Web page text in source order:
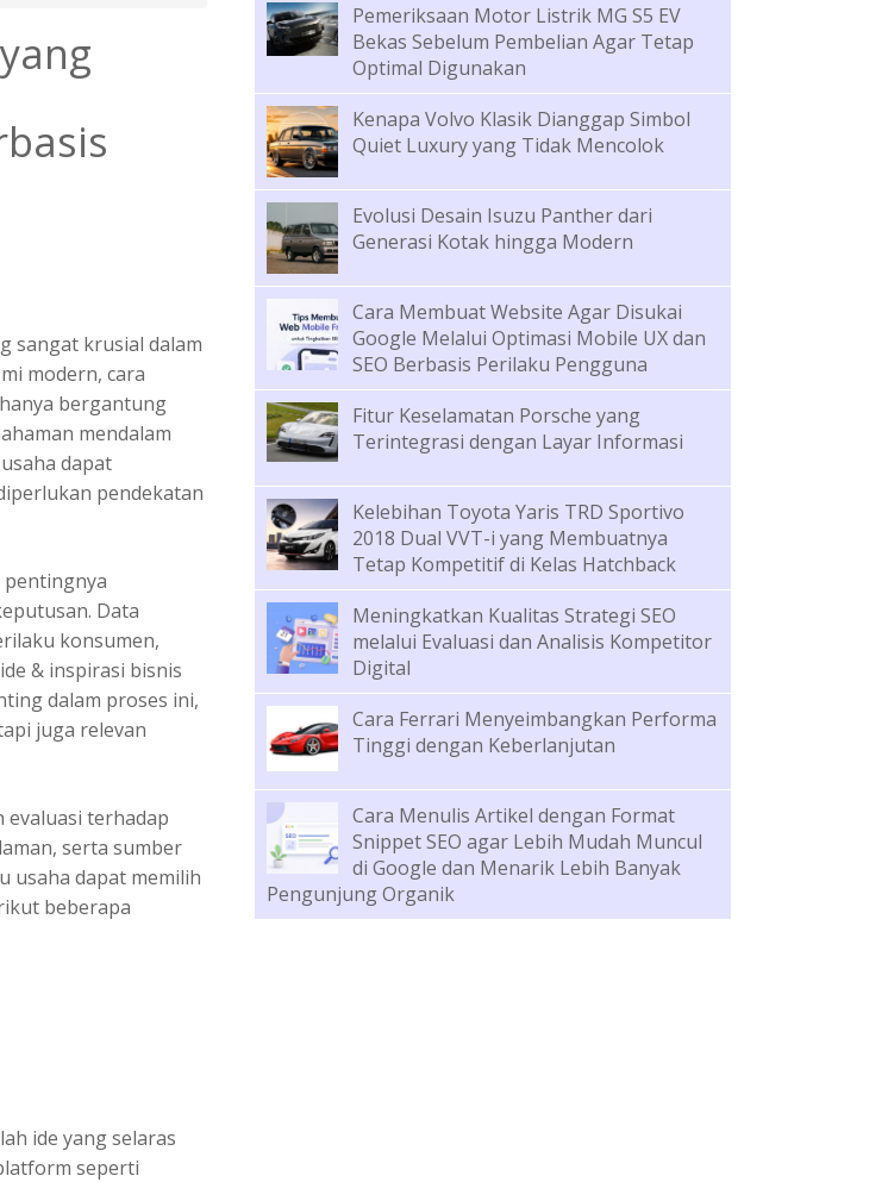
sangat krusial dalam
modern, cara
bergantung
mendalam
dapat
pendekatan
pentingnya
Data
konsumen,
& inspirasi bisnis
dalam proses ini,
juga relevan
evaluasi terhadap
serta sumber
usaha dapat memilih
beberapa
ide yang selaras
seperti
Pemeriksaan Motor Listrik MG S5 EV
Bekas Sebelum Pembelian Agar Tetap
Optimal Digunakan
Kenapa Volvo Klasik Dianggap Simbol
Quiet Luxury yang Tidak Mencolok
Evolusi Desain Isuzu Panther dari
Generasi Kotak hingga Modern
Cara Membuat Website Agar Disukai
Google Melalui Optimasi Mobile UX dan
SEO Berbasis Perilaku Pengguna
Fitur Keselamatan Porsche yang
Terintegrasi dengan Layar Informasi
Kelebihan Toyota Yaris TRD Sportivo
2018 Dual VVT-i yang Membuatnya
Tetap Kompetitif di Kelas Hatchback
Meningkatkan Kualitas Strategi SEO
melalui Evaluasi dan Analisis Kompetitor
Digital
Cara Ferrari Menyeimbangkan Performa
Tinggi dengan Keberlanjutan
Cara Menulis Artikel dengan Format
Snippet SEO agar Lebih Mudah Muncul
di Google dan Menarik Lebih Banyak
Pengunjung Organik